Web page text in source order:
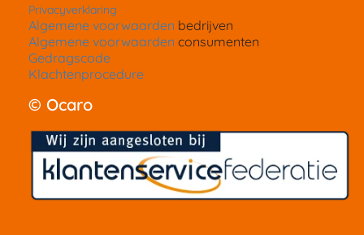
Privacyverklaring
Algemene voorwaarden bedrijven
Algemene voorwaarden consumenten
Gedragscode
Klachtenprocedure
© Ocaro